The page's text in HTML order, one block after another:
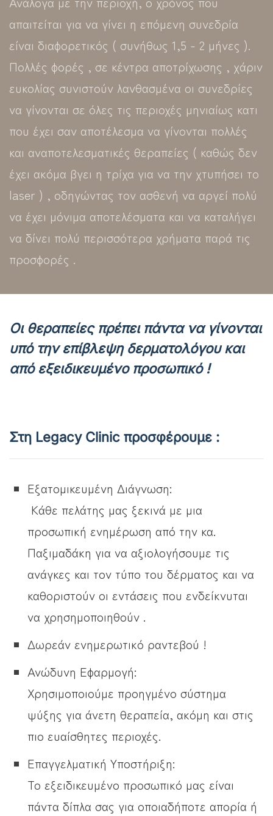
απαιτείται για να γίνει η επόμενη συνεδρία
είναι διαφορετικός ( συνήθως 1,5 - 2 μήνες ).
Πολλές φορές , σε κέντρα αποτρίχωσης , χάριν
ευκολίας συνιστούν λανθασμένα οι συνεδρίες
να γίνονται σε όλες τις περιοχές μηνιαίως κατι
που έχει σαν αποτέλεσμα να γίνονται πολλές
και αναποτελεσματικές θεραπείες ( καθώς δεν
έχει ακόμα βγει η τρίχα για να την χτυπήσει το
laser ) , οδηγώντας τον ασθενή να αργεί πολύ
να έχει μόνιμα αποτελέσματα και να καταλήγει
να δίνει πολύ περισσότερα χρήματα παρά τις
προσφορές .
Οι θεραπείες πρέπει πάντα να γίνονται
υπό την επίβλεψη δερματολόγου και
από εξειδικευμένο προσωπικό !
Στη Legacy Clinic προσφέρουμε :
Εξατομικευμένη Διάγνωση:
Κάθε πελάτης μας ξεκινά με μια
προσωπική ενημέρωση από την κα.
Παξιμαδάκη για να αξιολογήσουμε τις
ανάγκες και τον τύπο του δέρματος και να
καθοριστούν οι εντάσεις που ενδείκνυται
να χρησημοποιηθούν .
Δωρεάν ενημερωτικό ραντεβού !
Ανώδυνη Εφαρμογή:
Χρησιμοποιούμε προηγμένο σύστημα
ψύξης για άνετη θεραπεία, ακόμη και στις
πιο ευαίσθητες περιοχές.
Επαγγελματική Υποστήριξη:
Το εξειδικευμένο προσωπικό μας είναι
πάντα δίπλα σας για οποιαδήποτε απορία ή